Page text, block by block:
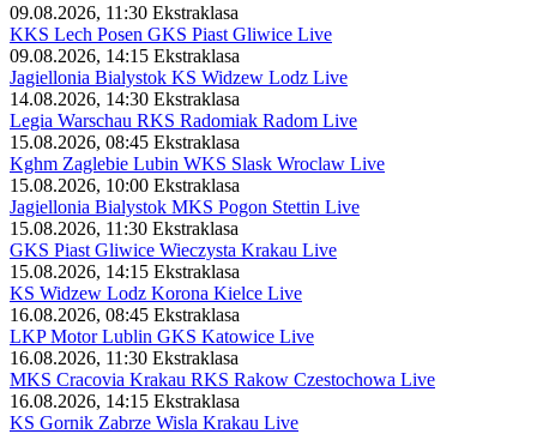
09.08.2026, 11:30 Ekstraklasa
KKS Lech Posen GKS Piast Gliwice Live
09.08.2026, 14:15 Ekstraklasa
Jagiellonia Bialystok KS Widzew Lodz Live
14.08.2026, 14:30 Ekstraklasa
Legia Warschau RKS Radomiak Radom Live
15.08.2026, 08:45 Ekstraklasa
Kghm Zaglebie Lubin WKS Slask Wroclaw Live
15.08.2026, 10:00 Ekstraklasa
Jagiellonia Bialystok MKS Pogon Stettin Live
15.08.2026, 11:30 Ekstraklasa
GKS Piast Gliwice Wieczysta Krakau Live
15.08.2026, 14:15 Ekstraklasa
KS Widzew Lodz Korona Kielce Live
16.08.2026, 08:45 Ekstraklasa
LKP Motor Lublin GKS Katowice Live
16.08.2026, 11:30 Ekstraklasa
MKS Cracovia Krakau RKS Rakow Czestochowa Live
16.08.2026, 14:15 Ekstraklasa
KS Gornik Zabrze Wisla Krakau Live